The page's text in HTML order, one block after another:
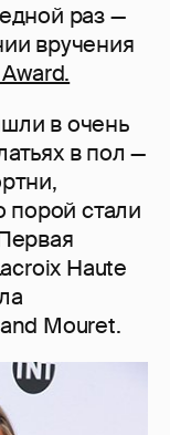
раз —
вручения
в очень
в пол —
порой стали
Haute
Mouret.